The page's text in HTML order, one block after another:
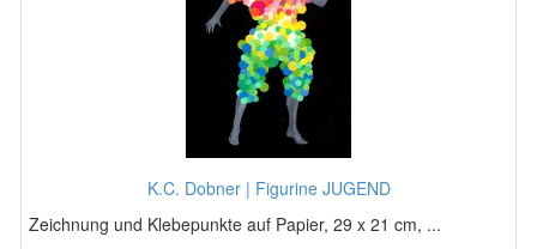
K.C. Dobner | Figurine JUGEND
Zeichnung und Klebepunkte auf Papier, 29 x 21 cm, ...